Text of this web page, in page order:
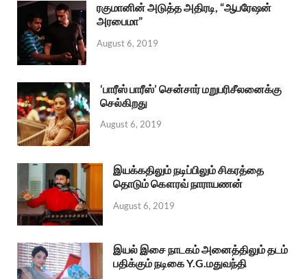
ரகுமானின் அடுத்த அதிரடி, “ஆபரேஷன்
அரபைமா”
August 6, 2019
‘பாரீஸ் பாரீஸ்’ சென்சார் மறுபரிசீலனைக்கு
செல்கிறது
August 6, 2019
இயக்கதிலும் நடிப்பிலும் சிகரத்தை
தொடும் கௌரவ் நாராயணன்
August 6, 2019
இயல் இசை நாடகம் அனைத்திலும் தடம்
பதிக்கும் நடிகை Y.G.மதுவந்தி